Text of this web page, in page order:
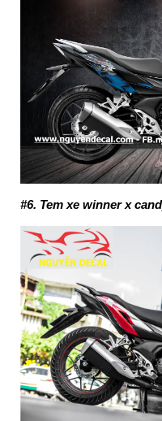
#6. Tem xe winner x